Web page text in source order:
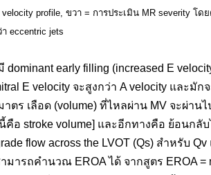
profile, ขวา = การประเมิน MR severity โด
eccentric jets
early filling (increased E
E velocity จะสูงกว่า A velocity และมั
ร เลือด (volume) ที่ไหลผ่าน MV จะผ่าน
อ stroke volume] และอีกทางคือ ย้อนกลั
flow across the LVOT (Qs) สำหรับ
ารถคำนวณ EROA ได้ จากสูตร EROA =